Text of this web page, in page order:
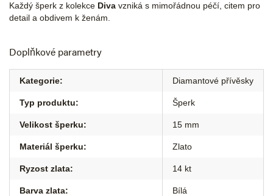
Každý šperk z kolekce Diva vzniká s mimořádnou péčí, citem pro
detail a obdivem k ženám.
Doplňkové parametry
Kategorie: Diamantové přívěsky
Typ produktu: Šperk
Velikost šperku: 15 mm
Materiál šperku: Zlato
Ryzost zlata: 14 kt
Barva zlata: Bílá